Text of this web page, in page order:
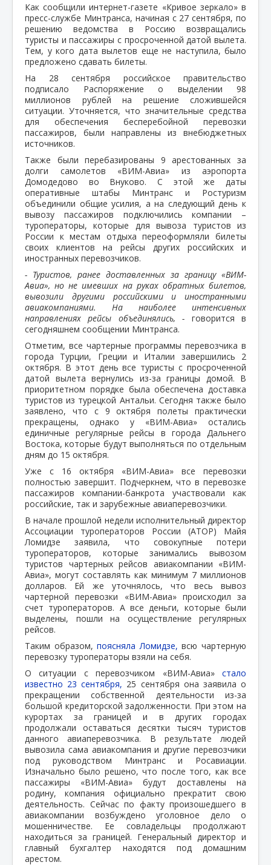
Как сообщили интернет-газете «Кривое зеркало» в
пресс-службе Минтранса, начиная с 27 сентября, по
решению ведомства в Россию возвращались
туристы и пассажиры с просроченной датой вылета.
Тем, у кого дата вылетов еще не наступила, было
предложено сдавать билеты.
На 28 сентября российское правительство
подписало Распоряжение о выделении 98
миллионов рублей на решение сложившейся
ситуации. Уточняется, что значительные средства
для обеспечения бесперебойной перевозки
пассажиров, были направлены из внебюджетных
источников.
Также были перебазированы 9 арестованных за
долги самолетов «ВИМ-Авиа» из аэропорта
Домодедово во Внуково. С этой же даты
оперативные штабы Минтранс и Ростуризм
объединили общие усилия, а на следующий день к
вывозу пассажиров подключились компании –
туроператоры, которые для вывоза туристов из
России к местам отдыха переоформляли билеты
своих клиентов на рейсы других российских и
иностранных перевозчиков.
- Туристов, ранее доставленных за границу «ВИМ-
Авиа», но не имевших на руках обратных билетов,
вывозили другими российскими и иностранными
авиакомпаниями. На наиболее интенсивных
направлениях рейсы объединялись, - говорится в
сегодняшнем сообщении Минтранса.
Отметим, все чартерные программы перевозчика в
города Турции, Греции и Италии завершились 2
октября. В этот день все туристы с просроченной
датой вылета вернулись из-за границы домой. В
приоритетном порядке была обеспечена доставка
туристов из турецкой Антальи. Сегодня также было
заявлено, что с 9 октября полеты практически
прекращены, однако у «ВИМ-Авиа» остались
единичные регулярные рейсы в города Дальнего
Востока, которые будут выполняться по отдельным
дням до 15 октября.
Уже с 16 октября «ВИМ-Авиа» все перевозки
полностью завершит. Подчеркнем, что в перевозке
пассажиров компании-банкрота участвовали как
российские, так и зарубежные авиаперевозчики.
В начале прошлой недели исполнительный директор
Ассоциации туроператоров России (АТОР) Майя
Ломидзе заявила, что совокупные потери
туроператоров, которые занимались вывозом
туристов чартерных рейсов авиакомпании «ВИМ-
Авиа», могут составлять как минимум 7 миллионов
долларов. Ей же уточнялось, что весь вывоз
чартерной перевозки «ВИМ-Авиа» происходил за
счет туроператоров. А все деньги, которые были
выделены, пошли на осуществление регулярных
рейсов.
Таким образом,поясняла Ломидзе, всю чартерную
перевозку туроператоры взяли на себя.
О ситуации с перевозчиком «ВИМ-Авиа» стало
известно 23 сентября, 25 сентября она заявила о
прекращении собственной деятельности из-за
большой кредиторской задолженности. При этом на
курортах за границей и в других городах
продолжали оставаться десятки тысяч туристов
данного авиаперевозчика. В результате людей
вывозила сама авиакомпания и другие перевозчики
под руководством Минтранс и Росавиации.
Изначально было решено, что после того, как все
пассажиры «ВИМ-Авиа» будут доставлены на
родину, компания официально прекратит свою
деятельность. Сейчас по факту произошедшего в
авиакомпании возбуждено уголовное дело о
мошенничестве. Ее совладельцы продолжают
находиться за границей. Генеральный директор и
главный бухгалтер находятся под домашним
арестом.